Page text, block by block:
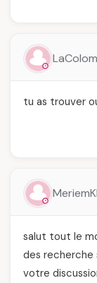
tu as trouver
salut tout le
des recherche
votre